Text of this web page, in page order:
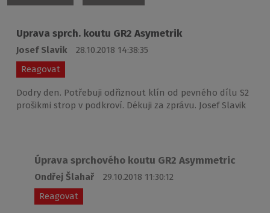
Uprava sprch. koutu GR2 Asymetrik
Josef Slavik
28.10.2018 14:38:35
Reagovat
Dodry den. Potřebuji odřiznout klín od pevného dílu S2
prošikmi strop v podkroví. Dékuji za zprávu. Josef Slavik
Úprava sprchového koutu GR2 Asymmetric
Ondřej Šlahař
29.10.2018 11:30:12
Reagovat